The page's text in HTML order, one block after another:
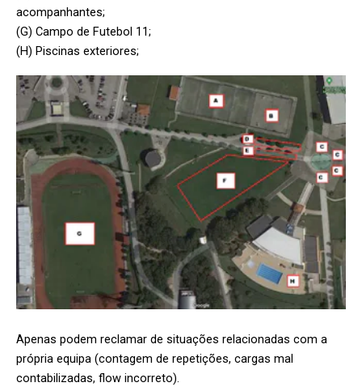
acompanhantes;
(G) Campo de Futebol 11;
(H) Piscinas exteriores;
Apenas podem reclamar de situações relacionadas com a
própria equipa (contagem de repetições, cargas mal
contabilizadas, flow incorreto).